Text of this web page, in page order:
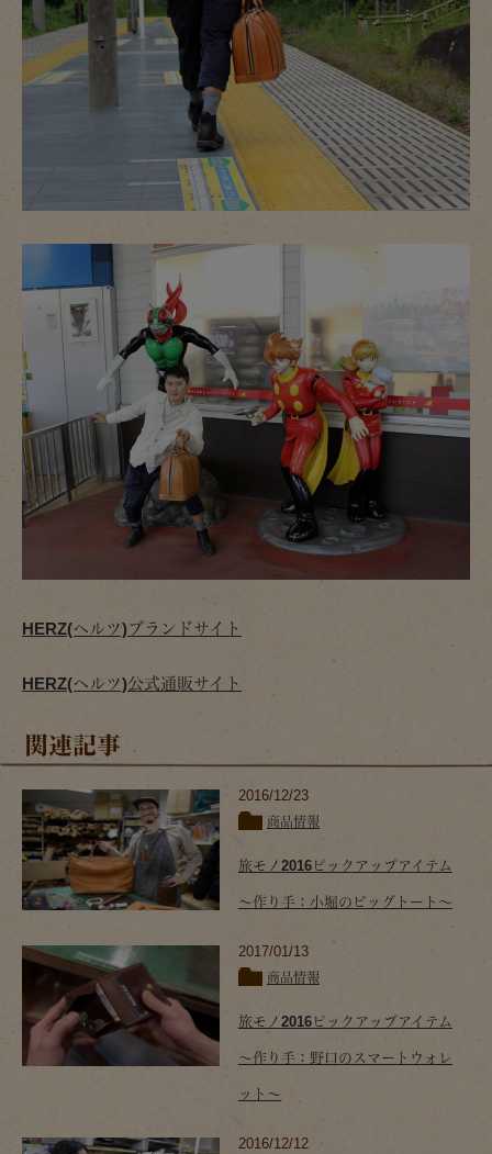
HERZ(ヘルツ)ブランドサイト
HERZ(ヘルツ)公式通販サイト
関連記事
2016/12/23
商品情報
旅モノ2016ピックアップアイテム
～作り手：小堀のビッグトート～
2017/01/13
商品情報
旅モノ2016ピックアップアイテム
～作り手：野口のスマートウォレ
ット～
2016/12/12